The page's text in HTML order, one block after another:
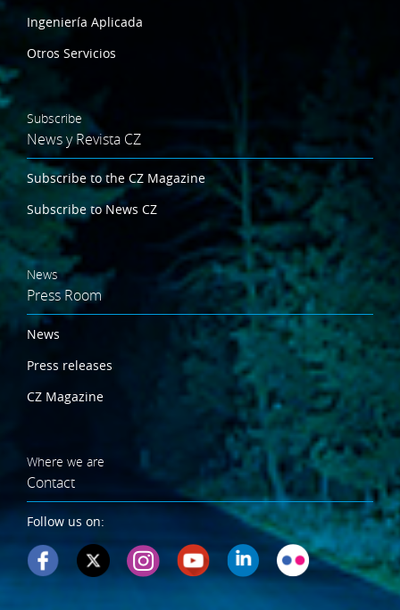
Ingeniería Aplicada
Otros Servicios
Subscribe
News y Revista CZ
Subscribe to the CZ Magazine
Subscribe to News CZ
News
Press Room
News
Press releases
CZ Magazine
Where we are
Contact
Follow us on: